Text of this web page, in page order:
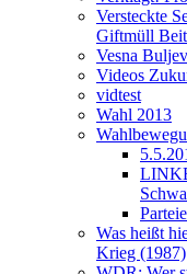
Versteckte
Giftmüll
Vesna
Videos
vidtest
Wahl 2013
Was heißt
Krieg (1987)